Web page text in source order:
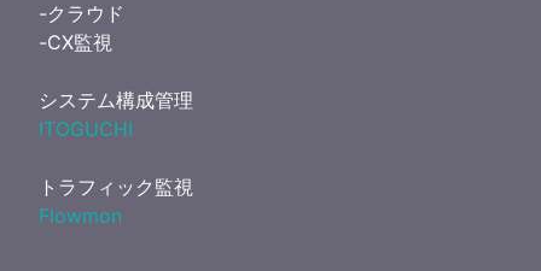
-クラウド
-CX監視
システム構成管理
ITOGUCHI
トラフィック監視
Flowmon